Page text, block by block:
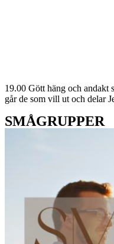
19.00 Gött häng och andakt
går de som vill ut och delar
SMÅGRUPPER